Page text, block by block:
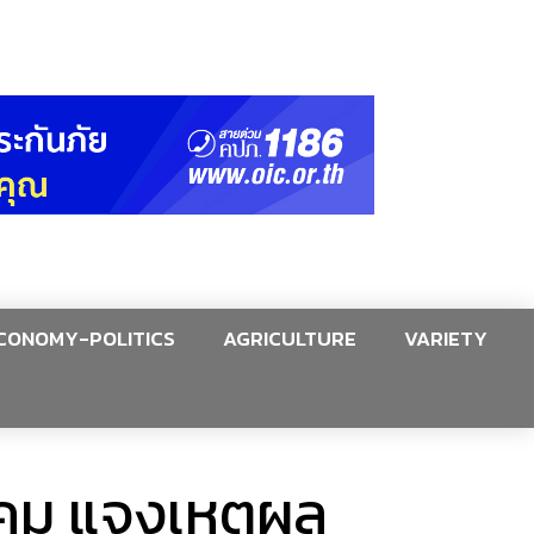
POLITICS AGRICULTURE VARIETY
แจงเหตุผล